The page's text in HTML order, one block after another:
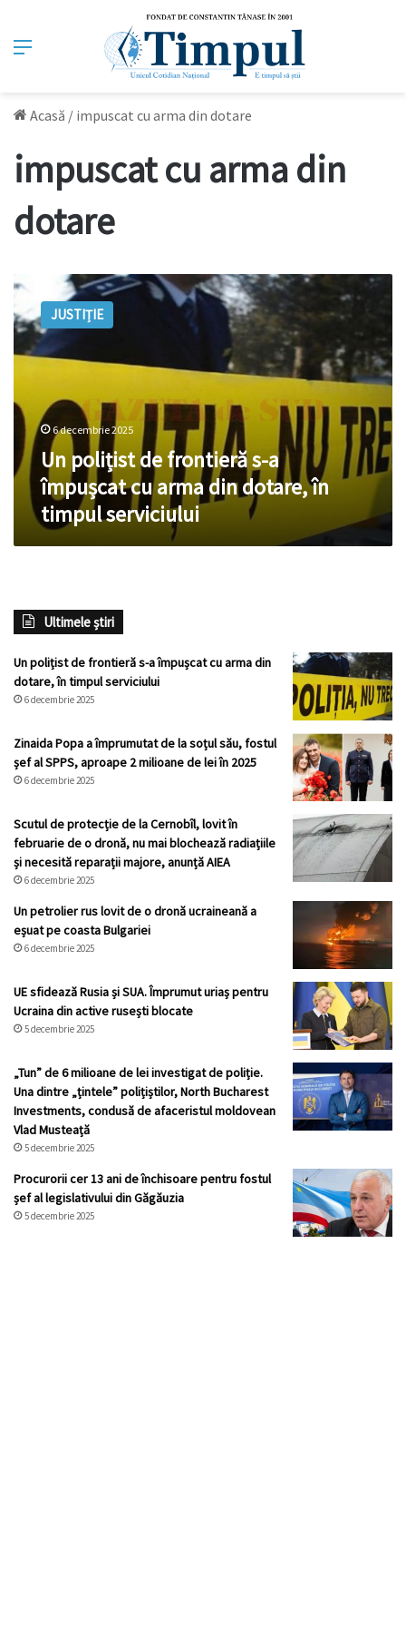
Meniu
Acasă / impuscat cu arma din dotare
impuscat cu arma din
dotare
Un
polițist
de
frontieră
s-
împușcat
cu
arma
din
dotare,
timpul
serviciului
JUSTIȚIE
6 decembrie 2025
Un polițist de frontieră s-a
împușcat cu arma din dotare, în
timpul serviciului
Ultimele știri
Un polițist de frontieră s-a împușcat cu arma din
dotare, în timpul serviciului
6 decembrie 2025
Zinaida Popa a împrumutat de la soțul său, fostul
șef al SPPS, aproape 2 milioane de lei în 2025
6 decembrie 2025
Scutul de protecție de la Cernobîl, lovit în
februarie de o dronă, nu mai blochează radiațiile
și necesită reparații majore, anunță AIEA
6 decembrie 2025
Un petrolier rus lovit de o dronă ucraineană a
eșuat pe coasta Bulgariei
6 decembrie 2025
UE sfidează Rusia și SUA. Împrumut uriaș pentru
Ucraina din active rusești blocate
5 decembrie 2025
„Tun” de 6 milioane de lei investigat de poliție.
Una dintre „țintele” polițiștilor, North Bucharest
Investments, condusă de afaceristul moldovean
Vlad Musteață
5 decembrie 2025
Procurorii cer 13 ani de închisoare pentru fostul
șef al legislativului din Găgăuzia
5 decembrie 2025